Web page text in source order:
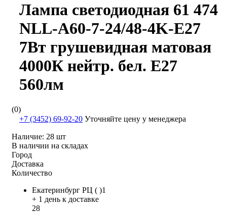
Лампа светодиодная 61 474
NLL-A60-7-24/48-4K-E27
7Вт грушевидная матовая
4000К нейтр. бел. E27
560лм
(0)
+7 (3452) 69-92-20 Уточняйте цену у менеджера
Наличие: 28 шт
В наличии на складах
Город
Доставка
Количество
Екатеринбург РЦ ( )1
+ 1 день к доставке
28